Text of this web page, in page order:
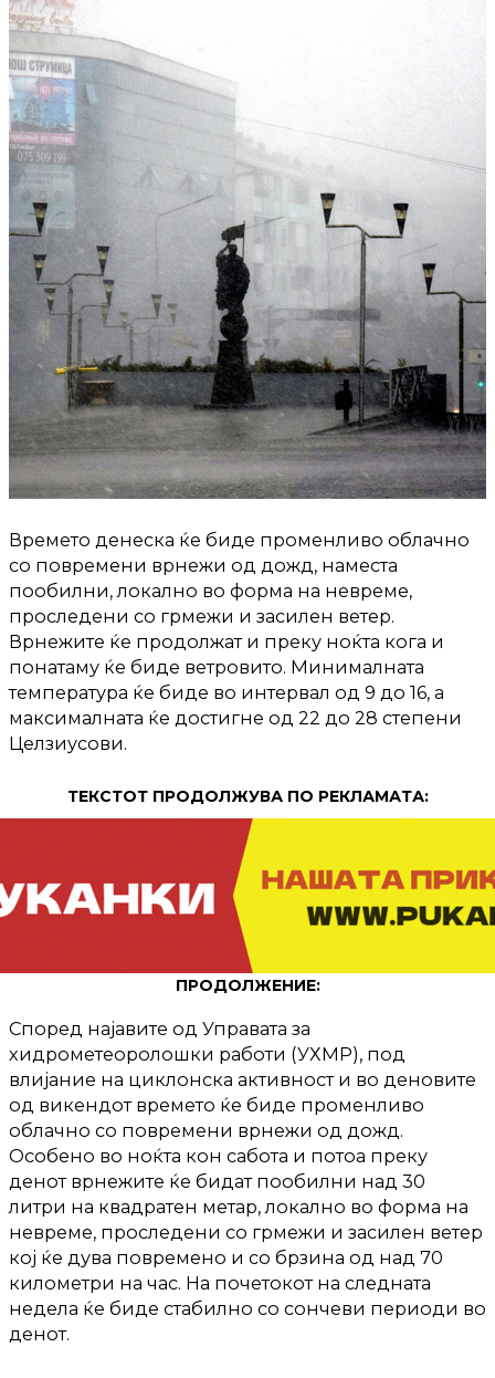
Времето денеска ќе биде променливо облачно
со повремени врнежи од дожд, наместа
пообилни, локално во форма на невреме,
проследени со грмежи и засилен ветер.
Врнежите ќе продолжат и преку ноќта кога и
понатаму ќе биде ветровито. Минималната
температура ќе биде во интервал од 9 до 16, а
максималната ќе достигне од 22 до 28 степени
Целзиусови.
ТЕКСТОТ ПРОДОЛЖУВА ПО РЕКЛАМАТА:
ПРОДОЛЖЕНИЕ:
Според најавите од Управата за
хидрометеоролошки работи (УХМР), под
влијание на циклонска активност и во деновите
од викендот времето ќе биде променливо
облачно со повремени врнежи од дожд.
Особено во ноќта кон сабота и потоа преку
денот врнежите ќе бидат пообилни над 30
литри на квадратен метар, локално во форма на
невреме, проследени со грмежи и засилен ветер
кој ќе дува повремено и со брзина од над 70
километри на час. На почетокот на следната
недела ќе биде стабилно со сончеви периоди во
денот.